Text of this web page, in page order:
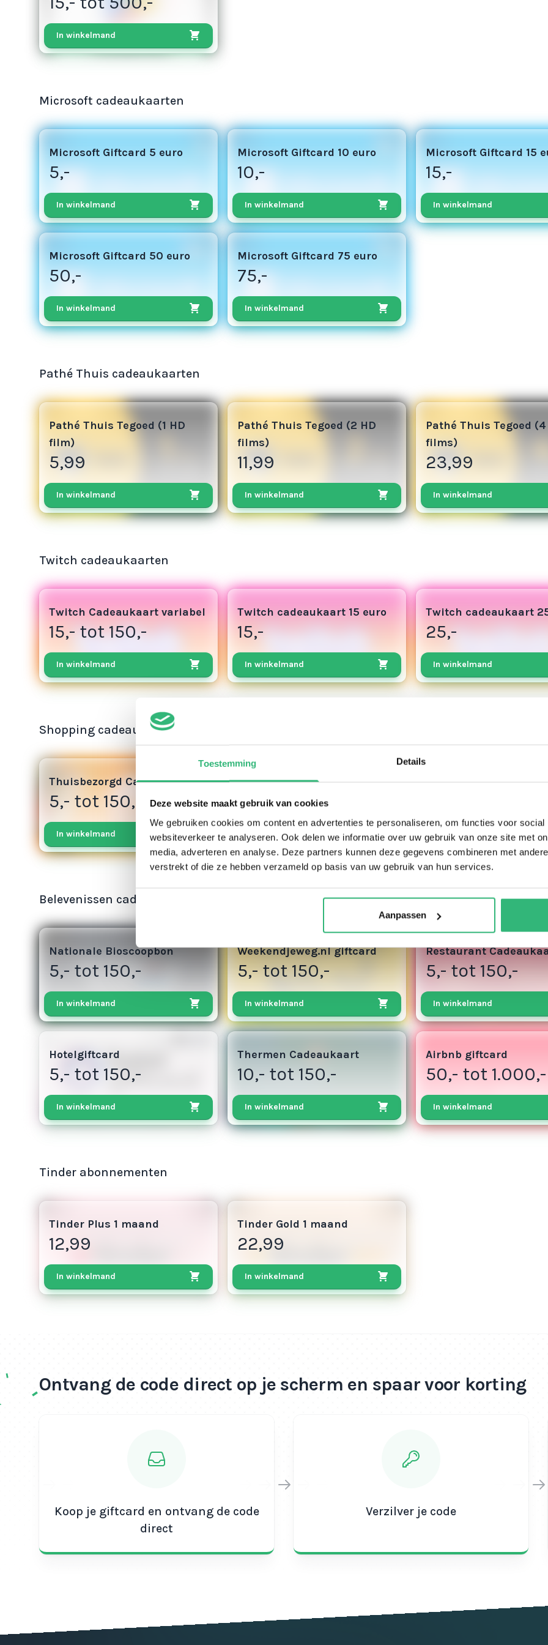
Toestemming Details
Deze website maakt gebruik van cookies
We gebruiken cookies om content en advertenties te personaliseren, om functies voor
websiteverkeer te analyseren. Ook delen we informatie over uw gebruik van onze site met
media, adverteren en analyse. Deze partners kunnen deze gegevens combineren met
verstrekt of die ze hebben verzameld op basis van uw gebruik van hun services.
Aanpassen
In winkelmand
Microsoft cadeaukaarten
Microsoft Giftcard 5 euro
5,-
In winkelmand
Microsoft Giftcard 10 euro
10,-
In winkelmand
Microsoft Giftcard 15
15,-
In winkelmand
Microsoft Giftcard 50 euro
50,-
In winkelmand
Microsoft Giftcard 75 euro
75,-
In winkelmand
Pathé Thuis cadeaukaarten
3
Pathé Thuis Tegoed (1 HD
film)
5,99
In winkelmand
6
Pathé Thuis Tegoed (2 HD
films)
11,99
In winkelmand
12
Pathé Thuis Tegoed (4
films)
23,99
In winkelmand
Twitch cadeaukaarten
8
Twitch Cadeaukaart variabel
15,- tot 150,-
In winkelmand
8
Twitch cadeaukaart 15 euro
15,-
In winkelmand
13
Twitch cadeaukaart
25,-
In winkelmand
Shopping cadeaukaarten
Thuisbezorgd Cadeaukaart
5,- tot 150,-
In winkelmand
Belevenissen cadeaukaarten
3
Nationale Bioscoopbon
5,- tot 150,-
In winkelmand
3
Weekendjeweg.nl giftcard
5,- tot 150,-
In winkelmand
3
Restaurant
5,- tot 150,-
In winkelmand
3
Hotelgiftcard
5,- tot 150,-
In winkelmand
Thermen Cadeaukaart
10,- tot 150,-
In winkelmand
50
Airbnb giftcard
50,- tot 1.000,-
In winkelmand
Tinder abonnementen
Tinder Plus 1 maand
12,99
In winkelmand
Tinder Gold 1 maand
22,99
In winkelmand
Ontvang de code direct op je scherm en spaar voor korting
Koop je giftcard en ontvang de code
direct
Verzilver je code